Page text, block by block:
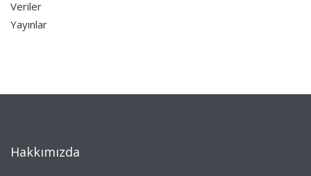
Veriler
Yayınlar
Hakkımızda